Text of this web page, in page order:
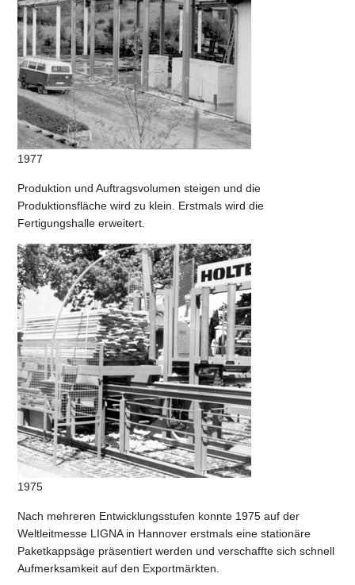
1977
Produktion und Auftragsvolumen steigen und die
Produktionsfläche wird zu klein. Erstmals wird die
Fertigungshalle erweitert.
1975
Nach mehreren Entwicklungsstufen konnte 1975 auf der
Weltleitmesse LIGNA in Hannover erstmals eine stationäre
Paketkappsäge präsentiert werden und verschaffte sich schnell
Aufmerksamkeit auf den Exportmärkten.